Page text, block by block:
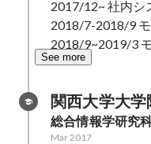
2017/12~ 社内シ
2018/7-2018/9
2018/9~2019/3
See more
関西大学大学
総合情報学研究
Mar 2017